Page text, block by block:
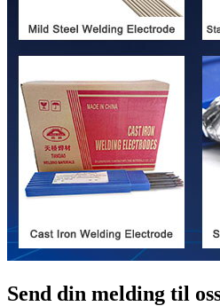
Send din melding til